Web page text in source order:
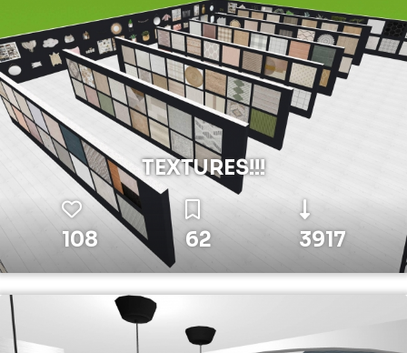
TEXTURES!!!
108 62 3917